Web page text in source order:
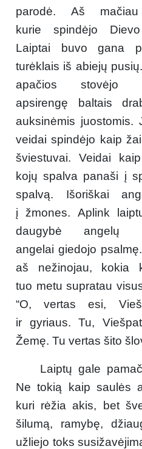
parodė. Aš
kurie spindėjo
Laiptai buvo gana
turėklais iš abiejų
apačios stovėjo
apsirengę baltais
auksinėmis juostomis.
veidai spindėjo kaip
šviestuvai. Veidai
kojų spalva panaši į
spalvą. Išoriškai
į žmones. Aplink
daugybė
angelai giedojo
aš nežinojau, kokia
tuo metu supratau
“O, vertas esi,
ir gyriaus. Tu,
Žemę. Tu vertas šito
Laiptų gale
Ne tokią kaip saulės
kuri rėžia akis, bet
šilumą, ramybę,
užliejo toks